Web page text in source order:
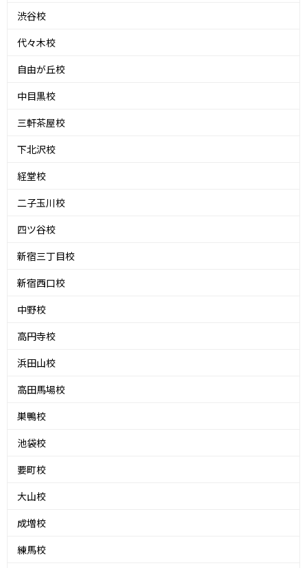
渋谷校
代々木校
自由が丘校
中目黒校
三軒茶屋校
下北沢校
経堂校
二子玉川校
四ツ谷校
新宿三丁目校
新宿西口校
中野校
高円寺校
浜田山校
高田馬場校
巣鴨校
池袋校
要町校
大山校
成増校
練馬校